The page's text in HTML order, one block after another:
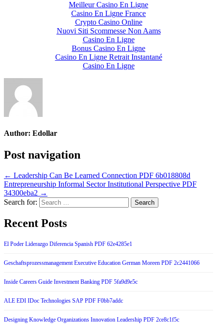
Meilleur Casino En Ligne
Casino En Ligne France
Crypto Casino Online
Nuovi Siti Scommesse Non Aams
Casino En Ligne
Bonus Casino En Ligne
Casino En Ligne Retrait Instantané
Casino En Ligne
Author: Edollar
Post navigation
← Leadership Can Be Learned Connection PDF 6b018808d
Entrepreneurship Informal Sector Institutional Perspective PDF
34300eba2 →
Search for:
Recent Posts
El Poder Liderazgo Diferencia Spanish PDF 62e4285e1
Geschaftsprozessmanagement Executive Education German Moreen PDF 2c2441066
Inside Careers Guide Investment Banking PDF 5fa9d9e5c
ALE EDI IDoc Technologies SAP PDF F0bb7addc
Designing Knowledge Organizations Innovation Leadership PDF 2ce8c1f5c